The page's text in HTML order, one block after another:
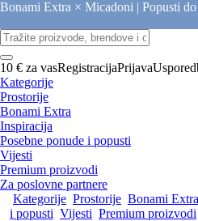
Bonami Extra × Micadoni | Popusti
10 € za vasRegistracijaPrijava
Kategorije
Prostorije
Bonami Extra
Inspiracija
Posebne ponude i popusti
Vijesti
Premium proizvodi
Za poslovne partnere
Kategorije Prostorije Bonami Extra
i popusti Vijesti Premium proizvodi